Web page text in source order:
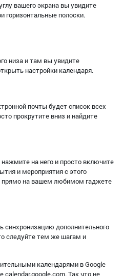
вашего экрана вы увидите
горизонтальные полоски.
низа и там вы увидите
настройки календаря.
почты будет список всех
прокрутите вниз и найдите
на него и просто включите
и мероприятия с этого
прямо на вашем любимом гаджете
дополнительного
следуйте тем же шагам и
календарями в Google
calendar.google.com. Так что не